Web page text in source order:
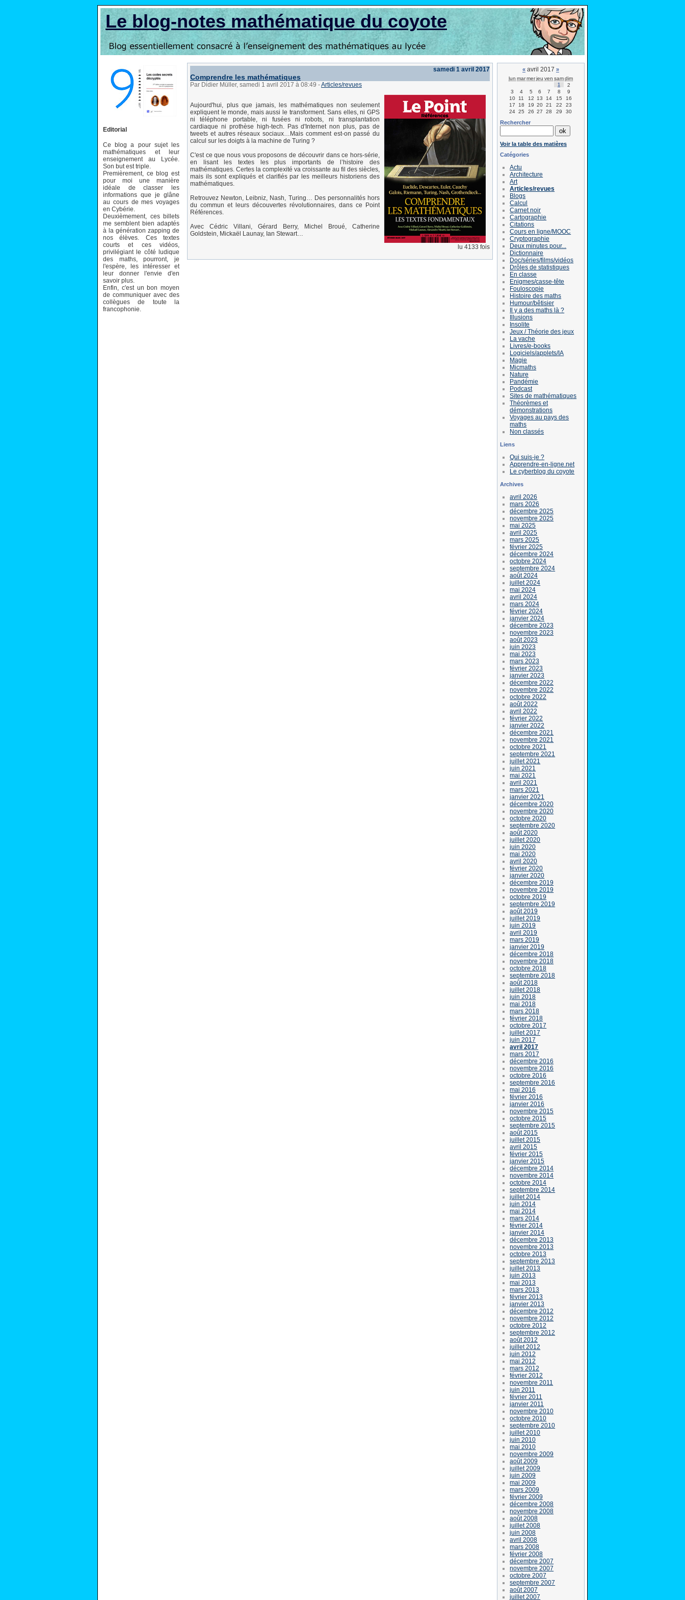
Le blog-notes mathématique du coyote
Editorial
Ce blog a pour sujet les
mathématiques et leur
enseignement au Lycée.
Son but est triple.
Premièrement, ce blog est
pour moi une manière
idéale de classer les
informations que je glâne
au cours de mes voyages
en Cybérie.
Deuxièmement, ces billets
me semblent bien adaptés
à la génération zapping de
nos élèves. Ces textes
courts et ces vidéos,
privilégiant le côté ludique
des maths, pourront, je
l'espère, les intéresser et
leur donner l'envie d'en
savoir plus.
Enfin, c'est un bon moyen
de communiquer avec des
collègues de toute la
francophonie.
samedi 1 avril 2017
Comprendre les mathématiques
Par Didier Müller, samedi 1 avril 2017 à 08:49 -Articles/revues
Aujourd'hui, plus que jamais, les mathématiques non seulement
expliquent le monde, mais aussi le transforment. Sans elles, ni GPS
ni téléphone portable, ni fusées ni robots, ni transplantation
cardiaque ni prothèse high-tech. Pas d'Internet non plus, pas de
tweets et autres réseaux sociaux…Mais comment est-on passé du
calcul sur les doigts à la machine de Turing ?
C'est ce que nous vous proposons de découvrir dans ce hors-série,
en lisant les textes les plus importants de l’histoire des
mathématiques. Certes la complexité va croissante au fil des siècles,
mais ils sont expliqués et clarifiés par les meilleurs historiens des
mathématiques.
Retrouvez Newton, Leibniz, Nash, Turing… Des personnalités hors
du commun et leurs découvertes révolutionnaires, dans ce Point
Références.
Avec Cédric Villani, Gérard Berry, Michel Broué, Catherine
Goldstein, Mickaël Launay, Ian Stewart…
lu 4133 fois
« avril 2017 »
lun marmerjeu ven samdim
1
2
3
4 5 6 7 8
9
10
11 12 13 14 15
16
17
18 19 20 21 22
23
24 25 26 27 28 29 30
Rechercher
Voir la table des matières
Catégories
Actu
Architecture
Art
Articles/revues
Blogs
Calcul
Carnet noir
Cartographie
Citations
Cours en ligne/MOOC
Cryptographie
Deux minutes pour...
Dictionnaire
Doc/séries/films/vidéos
Drôles de statistiques
En classe
Enigmes/casse-tête
Fouloscopie
Histoire des maths
Humour/bêtisier
Il y a des maths là ?
Illusions
Insolite
Jeux / Théorie des jeux
La vache
Livres/e-books
Logiciels/applets/IA
Magie
Micmaths
Nature
Pandémie
Podcast
Sites de mathématiques
Théorèmes et
démonstrations
Voyages au pays des
maths
Non classés
Liens
Qui suis-je ?
Apprendre-en-ligne.net
Le cyberblog du coyote
Archives
avril 2026
mars 2026
décembre 2025
novembre 2025
mai 2025
avril 2025
mars 2025
février 2025
décembre 2024
octobre 2024
septembre 2024
août 2024
juillet 2024
mai 2024
avril 2024
mars 2024
février 2024
janvier 2024
décembre 2023
novembre 2023
août 2023
juin 2023
mai 2023
mars 2023
février 2023
janvier 2023
décembre 2022
novembre 2022
octobre 2022
août 2022
avril 2022
février 2022
janvier 2022
décembre 2021
novembre 2021
octobre 2021
septembre 2021
juillet 2021
juin 2021
mai 2021
avril 2021
mars 2021
janvier 2021
décembre 2020
novembre 2020
octobre 2020
septembre 2020
août 2020
juillet 2020
juin 2020
mai 2020
avril 2020
février 2020
janvier 2020
décembre 2019
novembre 2019
octobre 2019
septembre 2019
août 2019
juillet 2019
juin 2019
avril 2019
mars 2019
janvier 2019
décembre 2018
novembre 2018
octobre 2018
septembre 2018
août 2018
juillet 2018
juin 2018
mai 2018
mars 2018
février 2018
octobre 2017
juillet 2017
juin 2017
avril 2017
mars 2017
décembre 2016
novembre 2016
octobre 2016
septembre 2016
mai 2016
février 2016
janvier 2016
novembre 2015
octobre 2015
septembre 2015
août 2015
juillet 2015
avril 2015
février 2015
janvier 2015
décembre 2014
novembre 2014
octobre 2014
septembre 2014
juillet 2014
juin 2014
mai 2014
mars 2014
février 2014
janvier 2014
décembre 2013
novembre 2013
octobre 2013
septembre 2013
juillet 2013
juin 2013
mai 2013
mars 2013
février 2013
janvier 2013
décembre 2012
novembre 2012
octobre 2012
septembre 2012
août 2012
juillet 2012
juin 2012
mai 2012
mars 2012
février 2012
novembre 2011
juin 2011
février 2011
janvier 2011
novembre 2010
octobre 2010
septembre 2010
juillet 2010
juin 2010
mai 2010
novembre 2009
août 2009
juillet 2009
juin 2009
mai 2009
mars 2009
février 2009
décembre 2008
novembre 2008
août 2008
juillet 2008
juin 2008
avril 2008
mars 2008
février 2008
décembre 2007
novembre 2007
octobre 2007
septembre 2007
août 2007
juillet 2007